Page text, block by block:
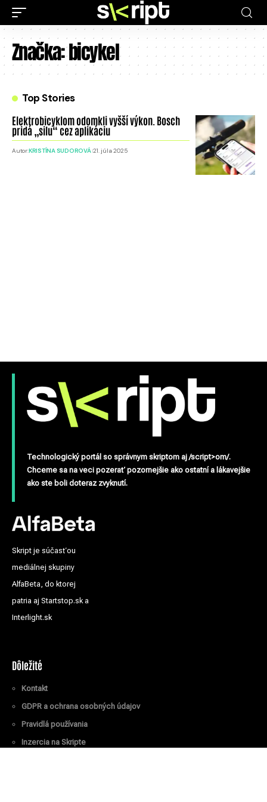
Značka:bicykel
Top Stories
Elektrobicyklom odomkli vyšší výkon. Bosch
pridá „silu“ cez aplikáciu
Autor:KRISTÍNA SUDOROVÁ 21. júla 2025
Technologický portál so správnym skriptom aj /script>om/.
Chceme sa na veci pozerať pozornejšie ako ostatní a lákavejšie
ako ste boli doteraz zvyknutí.
Skript je súčasťou
mediálnej skupiny
AlfaBeta, do ktorej
patria aj Startstop.sk a
Interlight.sk
Dôležité
Kontakt
GDPR a ochrana osobných údajov
Pravidlá používania
Inzercia na Skripte